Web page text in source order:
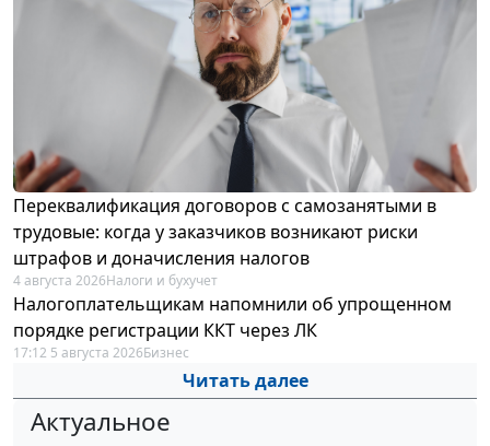
Переквалификация договоров с самозанятыми в
трудовые: когда у заказчиков возникают риски
штрафов и доначисления налогов
4 августа 2026Налоги и бухучет
Налогоплательщикам напомнили об упрощенном
порядке регистрации ККТ через ЛК
17:12 5 августа 2026Бизнес
Читать далее
Актуальное